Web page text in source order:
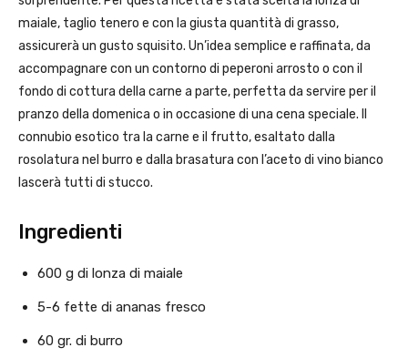
maiale, taglio tenero e con la giusta quantità di grasso,
assicurerà un gusto squisito. Un’idea semplice e raffinata, da
accompagnare con un contorno di peperoni arrosto o con il
fondo di cottura della carne a parte, perfetta da servire per il
pranzo della domenica o in occasione di una cena speciale. Il
connubio esotico tra la carne e il frutto, esaltato dalla
rosolatura nel burro e dalla brasatura con l’aceto di vino bianco
lascerà tutti di stucco.
Ingredienti
600 g di lonza di maiale
5-6 fette di ananas fresco
60 gr. di burro